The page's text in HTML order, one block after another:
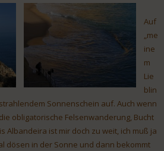
Auf
„me
ine
m
Lie
blin
Sonnenschein auf. Auch wenn
obligatorische Felsenwanderung, Bucht
Albandeira ist mir doch zu weit, ich muß ja
dösen in der Sonne und dann bekommt